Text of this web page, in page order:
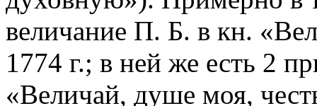
величание П. Б. в кн.
1774 г.; в ней же есть 2
«Величай, душе моя,